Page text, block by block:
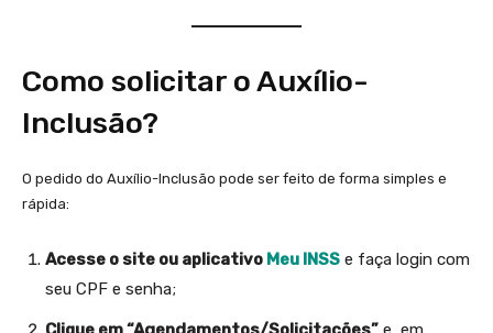
Como solicitar o Auxílio-
Inclusão?
O pedido do Auxílio-Inclusão pode ser feito de forma simples e
rápida:
Acesse o site ou aplicativo Meu INSS e faça login com
seu CPF e senha;